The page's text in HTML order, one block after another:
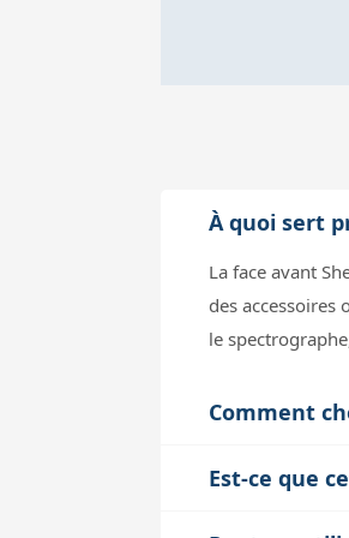
À quoi sert
La face avant
des
le
Comment
(comme un
contraire, il
Est-ce que